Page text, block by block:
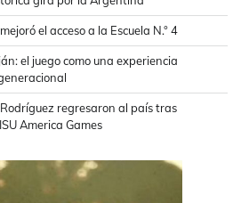
el acceso a la Escuela N.° 4
el juego como una experiencia
regresaron al país tras
America Games